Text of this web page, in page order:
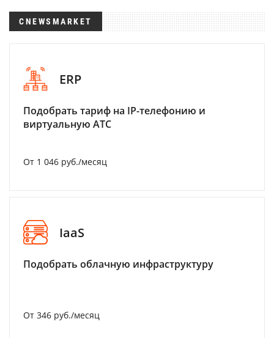
CNEWSMARKET
ERP
Подобрать тариф на IP-телефонию и
виртуальную АТС
От 1 046 руб./месяц
IaaS
Подобрать облачную инфраструктуру
От 346 руб./месяц